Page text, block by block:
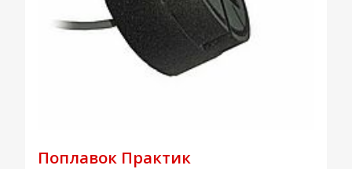
Поплавок Практик